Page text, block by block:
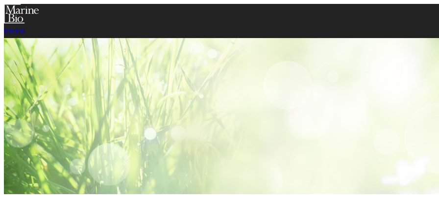
menu
HOME
お知らせ
企業情報
メッセージ
会社概要・沿革
個人情報保護方針
利用規約